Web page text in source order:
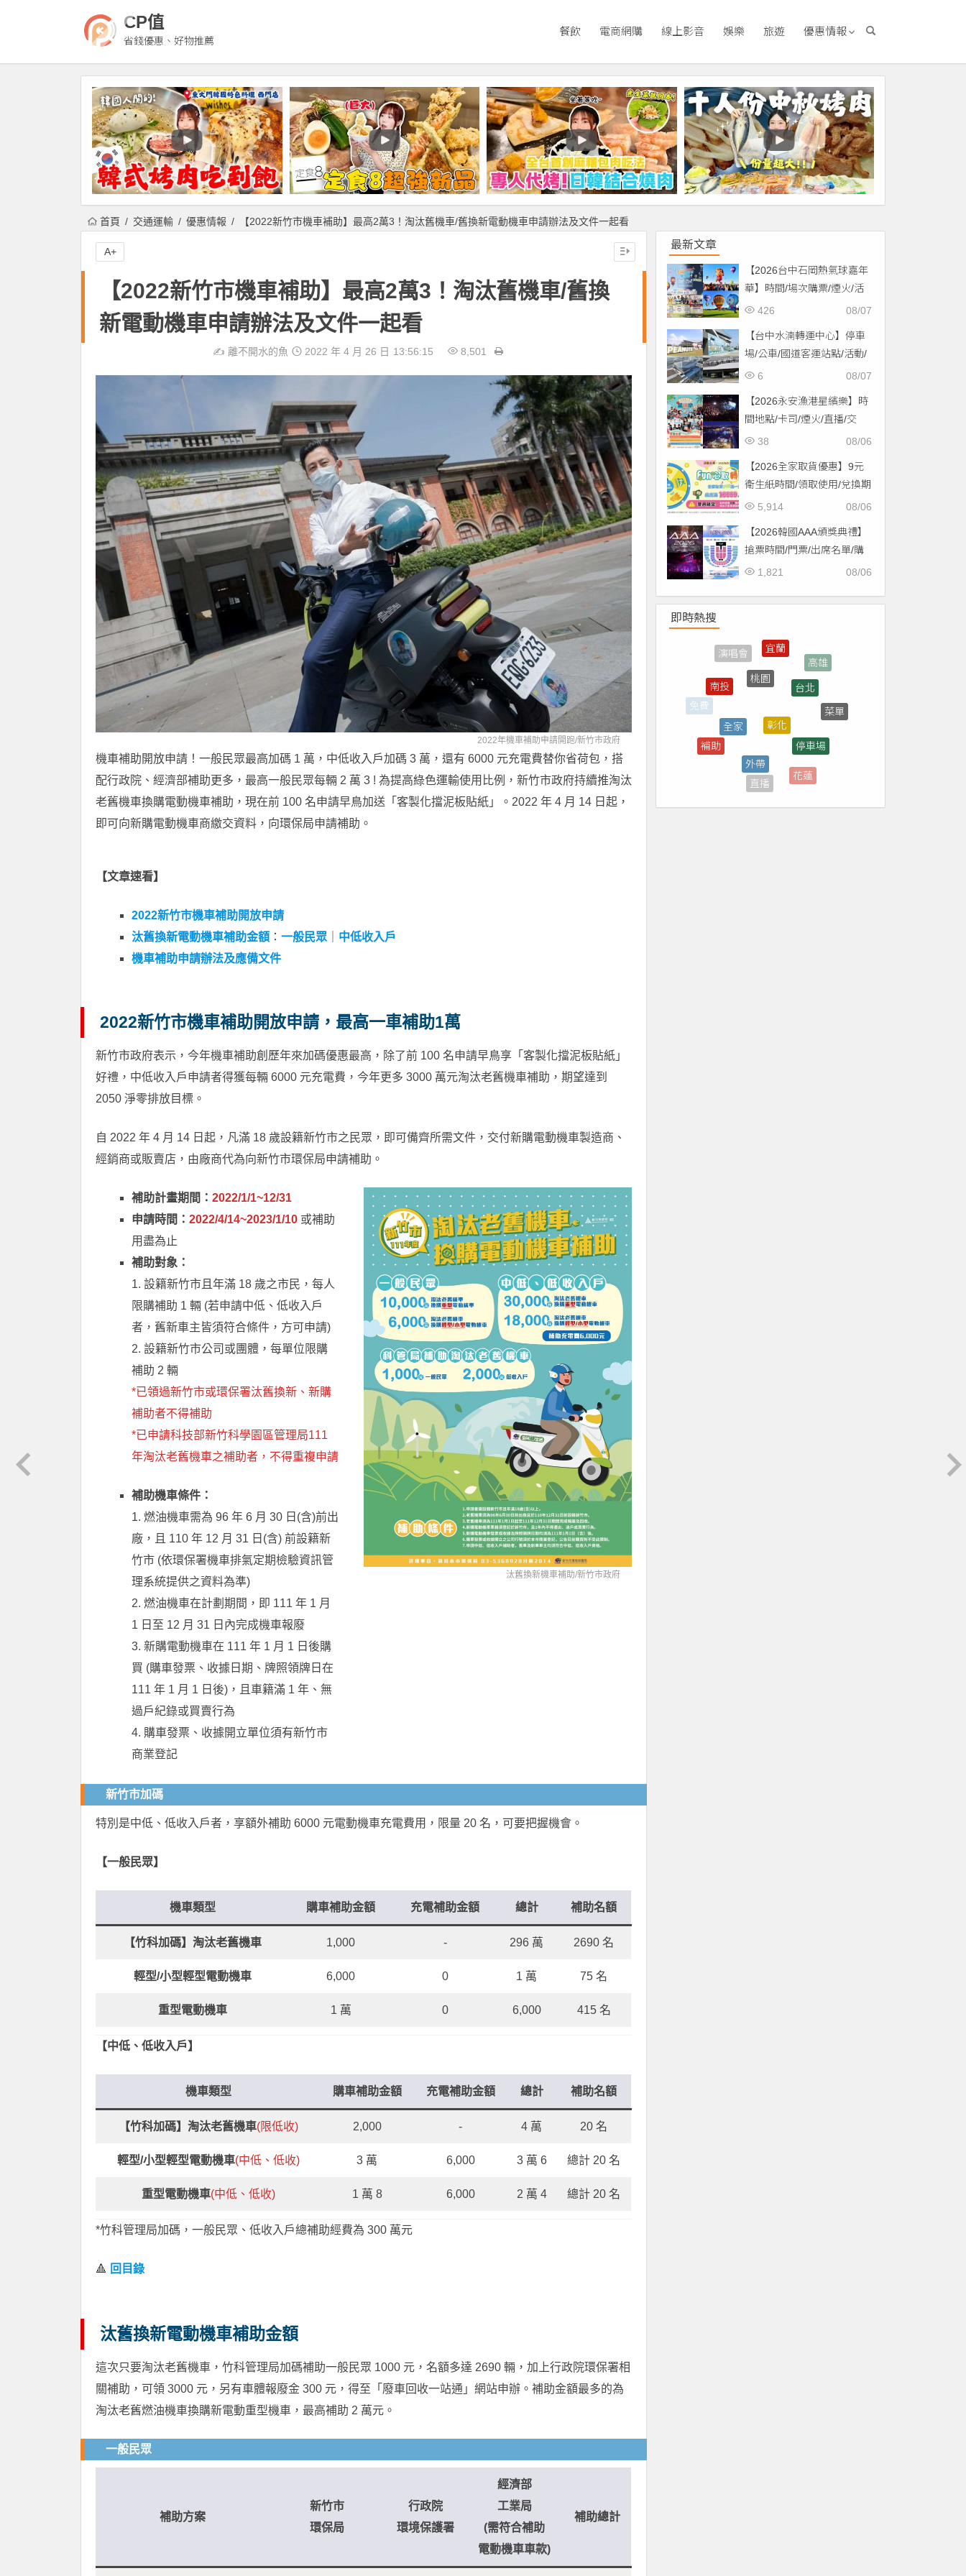
CP值
省錢優惠、好物推薦
餐飲 電商網購 線上影音 娛樂 旅遊 優惠情報
首頁 交通運輸 優惠情報 【2022新竹市機車補助】最高2萬3！淘汰舊機車/舊換新電動機車申請辦法及文件一起看
【2022新竹市機車補助】最高2萬3！淘汰舊機車/舊換
新電動機車申請辦法及文件一起看
✍️離不開水的魚 2022 年 4 月 26 日 13:56:15 8,501
2022年機車補助申請開跑/新竹市政府
機車補助開放申請！一般民眾最高加碼 1 萬，中低收入戶加碼 3 萬，還有 6000 元充電費替你省荷包，搭
配行政院、經濟部補助更多，最高一般民眾每輛 2 萬 3 ! 為提高綠色運輸使用比例，新竹市政府持續推淘汰
老舊機車換購電動機車補助，現在前 100 名申請早鳥加送「客製化擋泥板貼紙」。2022 年 4 月 14 日起，
即可向新購電動機車商繳交資料，向環保局申請補助。
【文章速看】
2022新竹市機車補助開放申請
汰舊換新電動機車補助金額 ： 一般民眾
中低收入戶
機車補助申請辦法及應備文件
2022新竹市機車補助開放申請，最高一車補助1萬
新竹市政府表示，今年機車補助創歷年來加碼優惠最高，除了前 100 名申請早鳥享「客製化擋泥板貼紙」
好禮，中低收入戶申請者得獲每輛 6000 元充電費，今年更多 3000 萬元淘汰老舊機車補助，期望達到
2050 淨零排放目標。
自 2022 年 4 月 14 日起，凡滿 18 歲設籍新竹市之民眾，即可備齊所需文件，交付新購電動機車製造商、
經銷商或販賣店，由廠商代為向新竹市環保局申請補助。
補助計畫期間： 2022/1/1~12/31
申請時間： 2022/4/14~2023/1/10 或補助
用盡為止
補助對象：
1. 設籍新竹市且年滿 18 歲之市民，每人
限購補助 1 輛 (若申請中低、低收入戶
者，舊新車主皆須符合條件，方可申請)
2. 設籍新竹市公司或團體，每單位限購
補助 2 輛
*已領過新竹市或環保署汰舊換新、新購
補助者不得補助
*已申請科技部新竹科學園區管理局111
年淘汰老舊機車之補助者，不得重複申請
補助機車條件：
1. 燃油機車需為 96 年 6 月 30 日(含)前出
廠，且 110 年 12 月 31 日(含) 前設籍新
竹市 (依環保署機車排氣定期檢驗資訊管
理系統提供之資料為準)
2. 燃油機車在計劃期間，即 111 年 1 月
1 日至 12 月 31 日內完成機車報廢
3. 新購電動機車在 111 年 1 月 1 日後購
買 (購車發票、收據日期、牌照領牌日在
111 年 1 月 1 日後)，且車籍滿 1 年、無
過戶紀錄或買賣行為
4. 購車發票、收據開立單位須有新竹市
商業登記
汰舊換新機車補助/新竹市政府
新竹市加碼
特別是中低、低收入戶者，享額外補助 6000 元電動機車充電費用，限量 20 名，可要把握機會。
【一般民眾】
機車類型 購車補助金額 充電補助金額 總計 補助名額
【竹科加碼】淘汰老舊機車 1,000 - 296 萬 2690 名
輕型/小型輕型電動機車 6,000 0 1 萬 75 名
重型電動機車 1 萬 0 6,000 415 名
【中低、低收入戶】
機車類型 購車補助金額 充電補助金額 總計 補助名額
【竹科加碼】淘汰老舊機車(限低收) 2,000 - 4 萬 20 名
輕型/小型輕型電動機車(中低、低收) 3 萬 6,000 3 萬 6 總計 20 名
重型電動機車(中低、低收) 1 萬 8 6,000 2 萬 4 總計 20 名
*竹科管理局加碼，一般民眾、低收入戶總補助經費為 300 萬元
🔺 回目錄
汰舊換新電動機車補助金額
這次只要淘汰老舊機車，竹科管理局加碼補助一般民眾 1000 元，名額多達 2690 輛，加上行政院環保署相
關補助，可領 3000 元，另有車體報廢金 300 元，得至「廢車回收一站通」網站申辦。補助金額最多的為
淘汰老舊燃油機車換購新電動重型機車，最高補助 2 萬元。
一般民眾
補助方案
新竹市
環保局
行政院
環境保護署
經濟部
工業局
(需符合補助
電動機車車款)
補助總計
A+
最新文章
【2026台中石岡熱氣球嘉年
華】時間/場次購票/煙火/活
動/交通，土牛運動公園登08/07
426
【台中水湳轉運中心】停車
場/公車/國道客運站點/活動/
交通，啟用免費停車！ 08/07
6
【2026永安漁港星繽樂】時
間地點/卡司/煙火/直播/交
通，免費入場！
08/06
38
【2026全家取貨優惠】9元
衛生紙時間/領取使用/兌換期
限一次看！
08/06
5,914
【2026韓國AAA頒獎典禮】
搶票時間/門票/出席名單/購
票一次看！
08/06
1,821
即時熱搜
免費
桃園
台北
抽獎
台中
雲林
全家
彰化
停車場
花蓮
直播
外帶